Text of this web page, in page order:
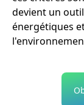
devient un
énergétiques